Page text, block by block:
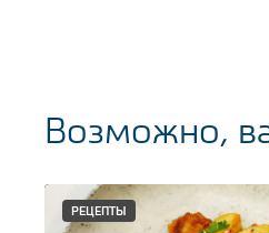
Возможно,
РЕЦЕПТЫ